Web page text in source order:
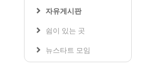
자유게시판
쉼이 있는 곳
뉴스타트 모임